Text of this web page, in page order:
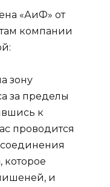
«АиФ» от
компании
зону
за пределы
к
проводится
которое
и